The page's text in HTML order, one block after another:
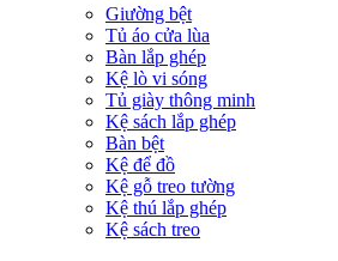
Giường bệt
Tủ áo cửa lùa
Bàn lắp ghép
Kệ lò vi sóng
Tủ giày thông minh
Kệ sách lắp ghép
Bàn bệt
Kệ để đồ
Kệ gỗ treo tường
Kệ thú lắp ghép
Kệ sách treo